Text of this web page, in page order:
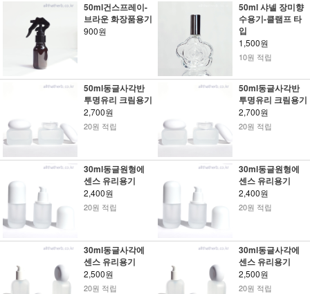
50ml건스프레이-
브라운 화장품용기
900원
50ml 샤넬 장미향
수용기-클램프 타
입
1,500원
10원 적립
50ml동글사각반
투명유리 크림용기
2,700원
20원 적립
50ml동글사각반
투명유리 크림용기
2,700원
20원 적립
30ml동글원형에
센스 유리용기
2,400원
20원 적립
30ml동글원형에
센스 유리용기
2,400원
20원 적립
30ml동글사각에
센스 유리용기
2,500원
20원 적립
30ml동글사각에
센스 유리용기
2,500원
20원 적립